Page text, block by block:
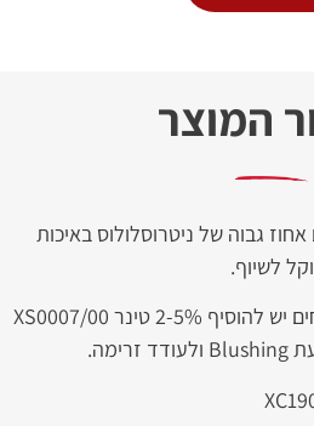
המוצר
גבוה של ניטרוסלולוס באיכות
לשיוף.
בתנאים חמים במיוחד או לחים יש להוסיף 2-5% טינר XS0007/00